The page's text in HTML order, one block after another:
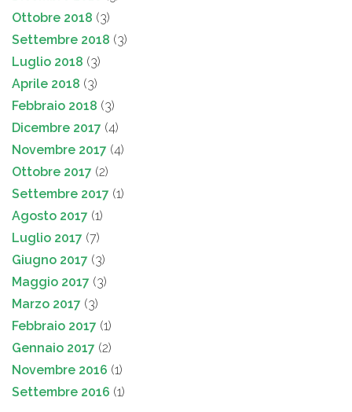
Ottobre 2018 (3)
Settembre 2018 (3)
Luglio 2018 (3)
Aprile 2018 (3)
Febbraio 2018 (3)
Dicembre 2017 (4)
Novembre 2017 (4)
Ottobre 2017 (2)
Settembre 2017 (1)
Agosto 2017 (1)
Luglio 2017 (7)
Giugno 2017 (3)
Maggio 2017 (3)
Marzo 2017 (3)
Febbraio 2017 (1)
Gennaio 2017 (2)
Novembre 2016 (1)
Settembre 2016 (1)